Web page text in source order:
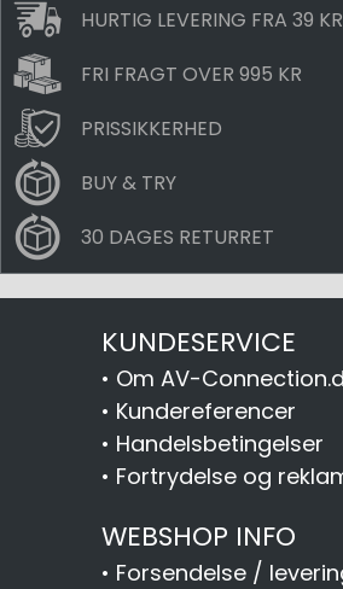
HURTIG LEVERING FRA 39 KR
FRI FRAGT OVER 995 KR
PRISSIKKERHED
BUY & TRY
30 DAGES RETURRET
KUNDESERVICE
• Om AV-
• Kundereferencer
• Handelsbetingelser
• Fortrydelse og
WEBSHOP INFO
• Forsendelse /